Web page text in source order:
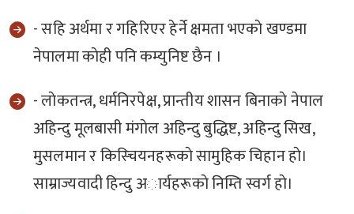
- सहि अर्थमा र गहिरिएर हेर्ने क्षमता भएकाे खण्डमा
नेपालमा काेही पनि कम्युनिष्ट छैन ।
- लाेकतन्त्र, धर्मनिरपेक्ष, प्रान्तीय शासन बिनाकाे नेपाल
अहिन्दु मूलबासी मंगाेल अहिन्दु बुद्धिष्ट, अहिन्दु सिख,
मुसलमान र किस्चियनहरूकाे सामुहिक चिहान हाे।
साम्राज्यवादी हिन्दु अार्यहरूकाे निम्ति स्वर्ग हाे।